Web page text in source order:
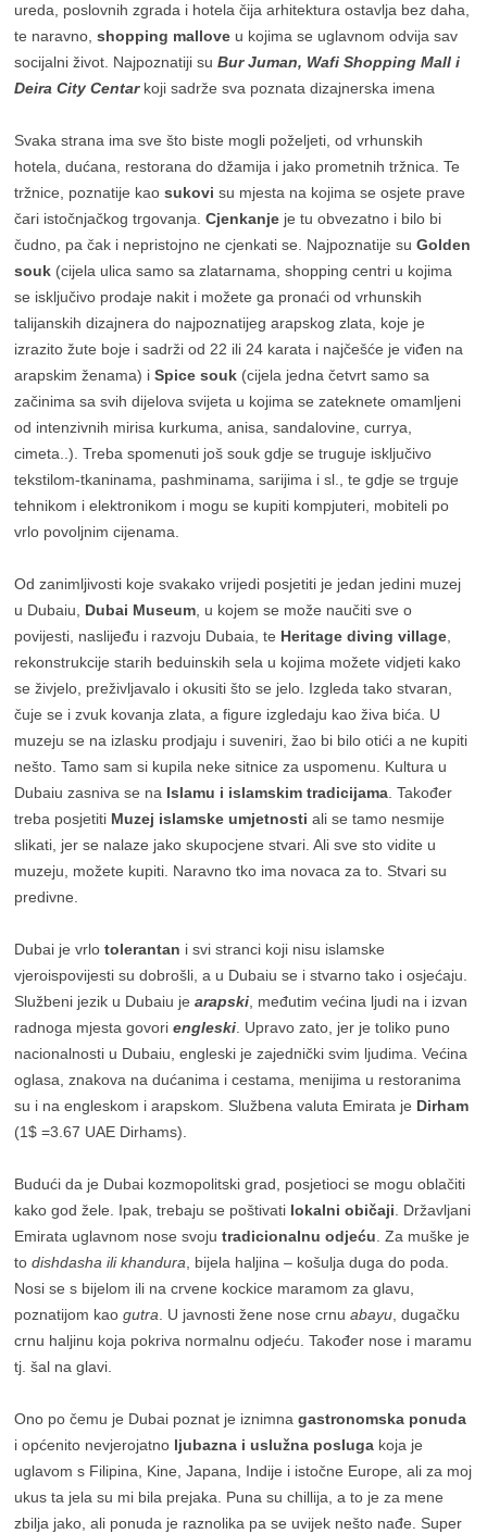
ureda, poslovnih zgrada i hotela čija arhitektura ostavlja bez daha,
te naravno,shopping mallove u kojima se uglavnom odvija sav
socijalni život. Najpoznatiji suBur Juman, Wafi Shopping Mall i
Deira City Centarkoji sadrže sva poznata dizajnerska imena
Svaka strana ima sve što biste mogli poželjeti, od vrhunskih
hotela, dućana, restorana do džamija i jako prometnih tržnica. Te
tržnice, poznatije kaosukovi su mjesta na kojima se osjete prave
čari istočnjačkog trgovanja.Cjenkanje je tu obvezatno i bilo bi
čudno, pa čak i nepristojno ne cjenkati se. Najpoznatije suGolden
souk (cijela ulica samo sa zlatarnama, shopping centri u kojima
se isključivo prodaje nakit i možete ga pronaći od vrhunskih
talijanskih dizajnera do najpoznatijeg arapskog zlata, koje je
izrazito žute boje i sadrži od 22 ili 24 karata i najčešće je viđen na
arapskim ženama) iSpice souk (cijela jedna četvrt samo sa
začinima sa svih dijelova svijeta u kojima se zateknete omamljeni
od intenzivnih mirisa kurkuma, anisa, sandalovine, currya,
cimeta..). Treba spomenuti još souk gdje se truguje isključivo
tekstilom-tkaninama, pashminama, sarijima i sl., te gdje se trguje
tehnikom i elektronikom i mogu se kupiti kompjuteri, mobiteli po
vrlo povoljnim cijenama.
Od zanimljivosti koje svakako vrijedi posjetiti je jedan jedini muzej
u Dubaiu, Dubai Museum, u kojem se može naučiti sve o
povijesti, naslijeđu i razvoju Dubaia, te Heritage diving village,
rekonstrukcije starih beduinskih sela u kojima možete vidjeti kako
se živjelo, preživljavalo i okusiti što se jelo. Izgleda tako stvaran,
čuje se i zvuk kovanja zlata, a figure izgledaju kao živa bića. U
muzeju se na izlasku prodjaju i suveniri, žao bi bilo otići a ne kupiti
nešto. Tamo sam si kupila neke sitnice za uspomenu. Kultura u
Dubaiu zasniva se na Islamu i islamskim tradicijama. Također
treba posjetiti Muzej islamske umjetnosti ali se tamo nesmije
slikati, jer se nalaze jako skupocjene stvari. Ali sve sto vidite u
muzeju, možete kupiti. Naravno tko ima novaca za to. Stvari su
predivne.
Dubai je vrlotolerantan i svi stranci koji nisu islamske
vjeroispovijesti su dobrošli, a u Dubaiu se i stvarno tako i osjećaju.
Službeni jezik u Dubaiu jearapski, međutim većina ljudi na i izvan
radnoga mjesta govoriengleski. Upravo zato, jer je toliko puno
nacionalnosti u Dubaiu, engleski je zajednički svim ljudima. Većina
oglasa, znakova na dućanima i cestama, menijima u restoranima
su i na engleskom i arapskom. Službena valuta Emirata je Dirham
(1$ =3.67 UAE Dirhams).
Budući da je Dubai kozmopolitski grad, posjetioci se mogu oblačiti
kako god žele. Ipak, trebaju se poštivati lokalni običaji. Državljani
Emirata uglavnom nose svojutradicionalnu odjeću. Za muške je
todishdasha ili khandura, bijela haljina – košulja duga do poda.
Nosi se s bijelom ili na crvene kockice maramom za glavu,
poznatijom kaogutra. U javnosti žene nose crnuabayu, dugačku
crnu haljinu koja pokriva normalnu odjeću. Također nose i maramu
tj. šal na glavi.
Ono po čemu je Dubai poznat je iznimnagastronomska ponuda
i općenito nevjerojatno ljubazna i uslužna posluga koja je
uglavom s Filipina, Kine, Japana, Indije i istočne Europe, ali za moj
ukus ta jela su mi bila prejaka. Puna su chillija, a to je za mene
zbilja jako, ali ponuda je raznolika pa se uvijek nešto nađe. Super